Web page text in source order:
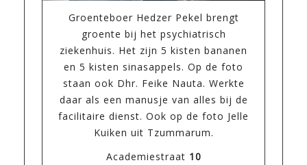
Groenteboer Hedzer Pekel brengt
groente bij het psychiatrisch
ziekenhuis. Het zijn 5 kisten bananen
en 5 kisten sinasappels. Op de foto
staan ook Dhr. Feike Nauta. Werkte
daar als een manusje van alles bij de
facilitaire dienst. Ook op de foto Jelle
Kuiken uit Tzummarum.
Academiestraat 10